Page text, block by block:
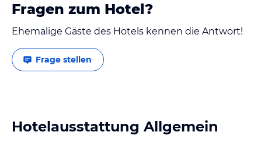
Fragen zum Hotel?
Ehemalige Gäste des Hotels kennen die Antwort!
Frage stellen
Hotelausstattung Allgemein